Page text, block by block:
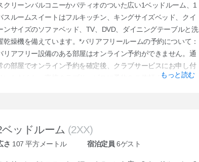
クリーンバルコニーかパティオのついた広い1ベッドルーム、1
スルームスイートはフルキッチン、キングサイズベッド、クイ
ンサイズのソファベッド、TV、DVD、ダイニングテーブルと洗
乾燥機を備えています。*バリアフリールームの予約について：
リアフリー設備のある部屋はオンライン予約ができません。通
の部屋でオンライン予約を確定後、クラブサービスにお申し付
けいただくか、直接クラブサービスに予約をご依頼ください。
もっと読む
ベッドルーム (2XX)
さ 107 平方メートル 宿泊定員 6ゲスト